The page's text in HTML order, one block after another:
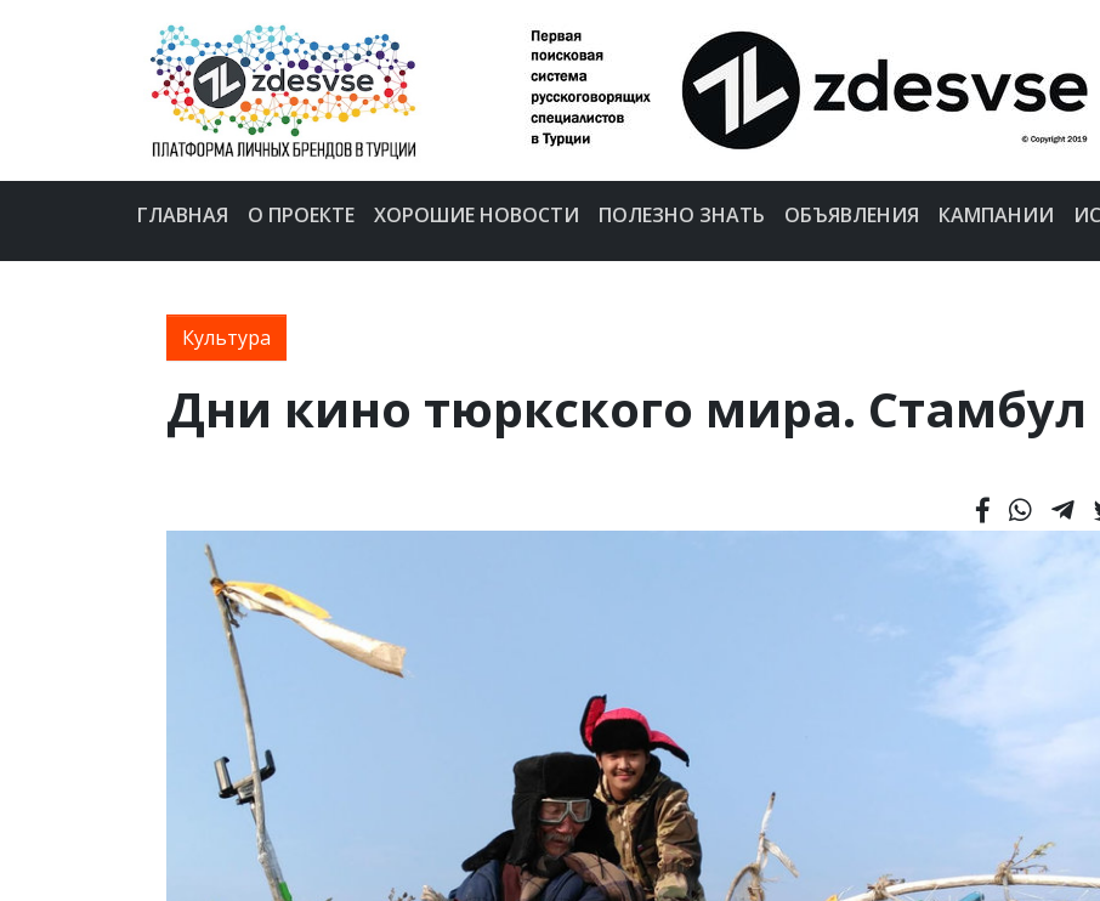
ГЛАВНАЯ О ПРОЕКТЕ ХОРОШИЕ НОВОСТИ ПОЛЕЗНО ЗНАТЬ ОБЪЯВЛЕНИЯ КАМПАНИИ
Культура
Дни кино тюркского мира. Стамбул